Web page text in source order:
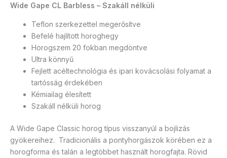
Wide Gape CL Barbless – Szakáll nélküli
Teflon szerkezettel megerősítve
Befelé hajlított horoghegy
Horogszem 20 fokban megdöntve
Ultra könnyű
Fejlett acéltechnológia és ipari kovácsolási folyamat a
tartósság érdekében
Kémiailag élesített
Szakáll nélküli horog
A Wide Gape Classic horog típus visszanyúl a bojlizás
gyökereihez. Tradicionális a pontyhorgászok körében ez a
horogforma és talán a legtöbbet használt horogfajta. Rövid